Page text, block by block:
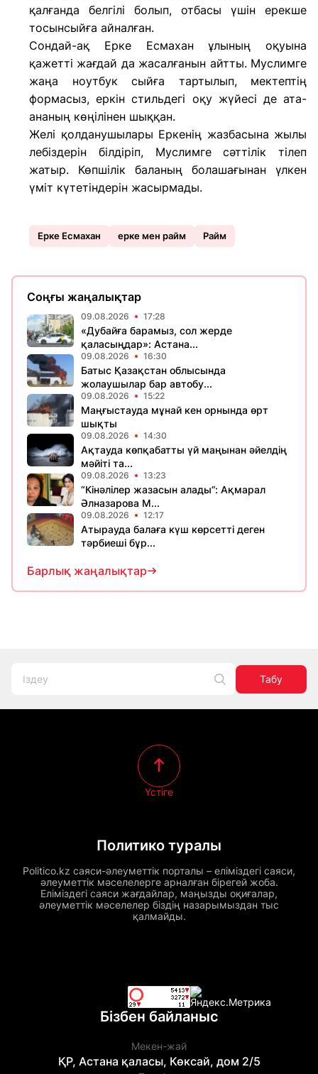
қалғанда белгілі болып, отбасы үшін ерекше
тосынсыйға айналған.
Сондай-ақ Ерке Есмахан ұлының оқуына
қажетті жағдай да жасалғанын айтты. Муслимге
жаңа ноутбук сыйға тартылып, мектептің
формасыз, еркін стильдегі оқу жүйесі де ата-
ананың көңілінен шыққан.
Желі қолданушылары Еркенің жазбасына жылы
лебіздерін білдіріп, Муслимге сәттілік тілеп
жатыр. Көпшілік баланың болашағынан үлкен
үміт күтетіндерін жасырмады.
Ерке Есмахан ерке мен райм Райм
Соңғы жаңалықтар
09.08.2026 17:28
«Дубайға барамыз, сол жерде
қаласыңдар»: Астана...
09.08.2026 16:30
Батыс Қазақстан облысында
жолаушылар бар автобу...
09.08.2026 15:22
Маңғыстауда мұнай кен орнында өрт
шықты
09.08.2026 14:30
Ақтауда көпқабатты үй маңынан әйелдің
мәйіті та...
09.08.2026 13:23
“Кінәлілер жазасын алады”: Ақмарал
Әлназарова М...
09.08.2026 12:17
Атырауда балаға күш көрсетті деген
тәрбиеші бұр...
Барлық жаңалықтар
Табу
Политико туралы
Politico.kz саяси-әлеуметтік порталы – еліміздегі саяси,
әлеуметтік мәселелерге арналған бірегей жоба.
Еліміздегі саяси жағдайлар, маңызды оқиғалар,
әлеуметтік мәселелер біздің назарымыздан тыс
қалмайды.
Үстіге
Бізбен байланыс
Мекен-жай
ҚР, Астана қаласы, Көксай, дом 2/5